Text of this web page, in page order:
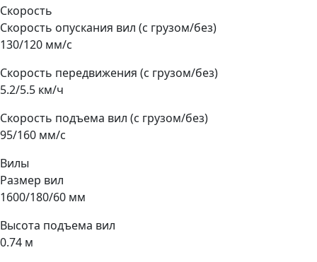
Скорость
Скорость опускания вил (с грузом/без)
130/120 мм/с
Скорость передвижения (с грузом/без)
5.2/5.5 км/ч
Скорость подъема вил (с грузом/без)
95/160 мм/с
Вилы
Размер вил
1600/180/60 мм
Высота подъема вил
0.74 м